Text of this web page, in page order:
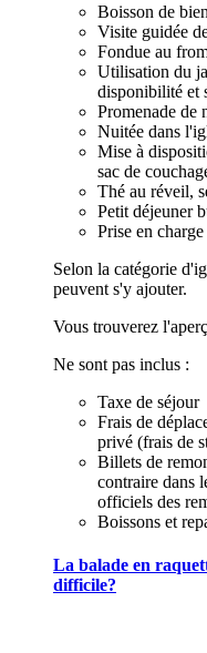
Boisson de
Visite guidée
Fondue au
Utilisation du
disponibilité et
Promenade de
Nuitée dans
Mise à
sac de
Thé au réveil,
Petit déjeuner
Prise en
Selon la catégorie
peuvent s'y ajouter.
Vous trouverez
Ne sont pas inclus :
Taxe de séjour
Frais de
privé (frais de
Billets de
contraire dans
officiels des
Boissons et
La balade en
difficile?